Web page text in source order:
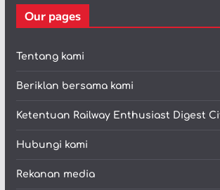
Our pages
Tentang kami
Beriklan bersama kami
Ketentuan Railway Enthusiast Digest
Hubungi kami
Rekanan media